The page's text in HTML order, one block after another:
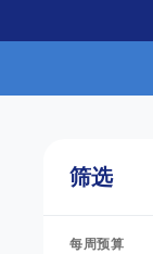
筛选
每周预算